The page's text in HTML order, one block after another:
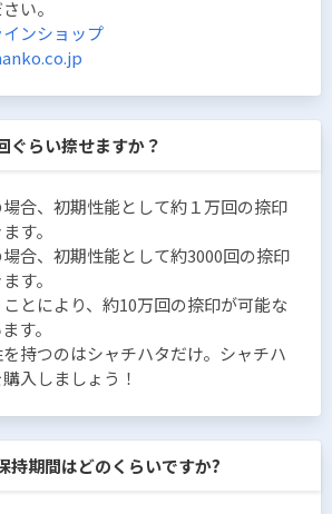
い。
ンショップ
ぐらい捺せますか？
合、初期性能として約１万回の捺印
す。
合、初期性能として約3000回の捺印
す。
とにより、約10万回の捺印が可能な
す。
持つのはシャチハタだけ。シャチハ
入しましょう！
持期間はどのくらいですか?